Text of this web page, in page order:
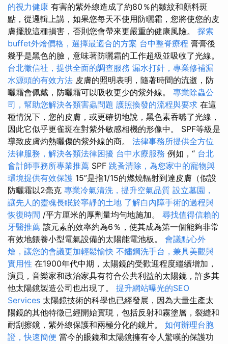
的視力健康 有害的紫外線造成了約80％的皺紋和顏料斑
點，從邏輯上講，如果您每天不使用防曬霜，您將使您的皮
膚擺脫這種損害，否則您會帶來更嚴重的健康風險。 探索
buffet外燴價格，選擇最適合的方案 台中整脊療程 膏膏後
幾乎是黑色的臉，意味著防曬霜的工作超級並吸收了光線。
台北徵信社，提供全面的調查服務 漏水打針，專業修補漏
水源頭的有效方法 皮膚的照明表明，隨著時間的流逝，防
曬霜會佩戴，防曬霜可以吸收更少的紫外線。 專業除蟲公
司，幫助您解決各類害蟲問題 護照換發的流程與要求 在這
種情況下，您的皮膚，或更確切地說，黑色素吞嚥了光線，
因此它似乎更雀斑在對紫外敏感相機的形像中。 SPF等級是
導致皮膚灼熱曬傷的紫外線的商。 法律事務所提供全方位
法律服務，解決各類法律困擾 台中水療服務 例如，“ 台北
會計師事務所專業推薦 SPF 跳蚤清除，為您家中的寵物與
環境提供有效保護 15”是指1/15的燃燒輻射到達皮膚（假設
防曬霜以2毫克 專業冷氣清洗，提升空氣品質 設立墓園，
讓先人的靈魂長眠於寧靜的土地 了解白內障手術的過程與
恢復時間 /平方厘米的厚劑量均勻地施加。 尋找值得信賴的
牙醫推薦 該元素的效率約為6％，使其成為第一個能夠非常
有效地餵養小型電氣設備的太陽能電池板。 會議點心外
燴，讓您的會議更加輕鬆愉快 不鏽鋼洗手台，兼具美觀與
實用性 在1900年代中期，太陽鏡的受歡迎程度繼續增加，
演員，音樂家和政治家具有符合公共利益的太陽鏡，許多其
他太陽鏡製造公司也出現了。 提升網站曝光的SEO
Services 太陽鏡技術的科學也已經發展，因為大量生產太
陽鏡的其他特徵已經開始實現，包括反射和霧塗層，裂縫和
耐刮擦鏡，紫外線保護和兩極分化的鏡片。 如何辦理台胞
證，快速簡便 當今的眼鏡和太陽鏡擁有令人驚嘆的保護功